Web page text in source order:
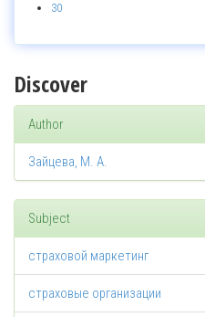
30
Discover
Author
Зайцева, М. А.
Subject
страховой маркетинг
страховые организации